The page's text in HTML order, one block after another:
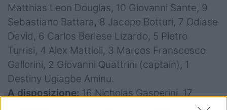
Matthias Leon Douglas, 10 Giovanni Sante, 9
Sebastiano Battara, 8 Jacopo Botturi, 7 Odiase
David, 6 Carlos Berlese Lizardo, 5 Pietro
Turrisi, 4 Alex Mattioli, 3 Marcos Franscesco
Gallorini, 2 Giovanni Quattrini (captain), 1
Destiny Ugiagbe Aminu.
A disposizione:16 Nicholas Gasperini, 17